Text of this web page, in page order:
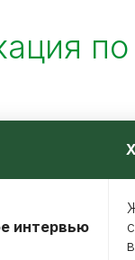
интервью